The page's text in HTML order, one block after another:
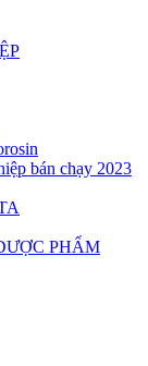
bán chạy 2023
PHẨM